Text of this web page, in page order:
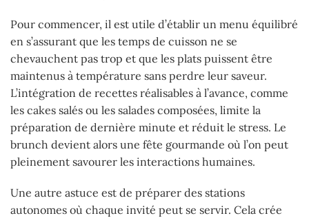
Pour commencer, il est utile d’établir un menu équilibré
en s’assurant que les temps de cuisson ne se
chevauchent pas trop et que les plats puissent être
maintenus à température sans perdre leur saveur.
L’intégration de recettes réalisables à l’avance, comme
les cakes salés ou les salades composées, limite la
préparation de dernière minute et réduit le stress. Le
brunch devient alors une fête gourmande où l’on peut
pleinement savourer les interactions humaines.
Une autre astuce est de préparer des stations
autonomes où chaque invité peut se servir. Cela crée